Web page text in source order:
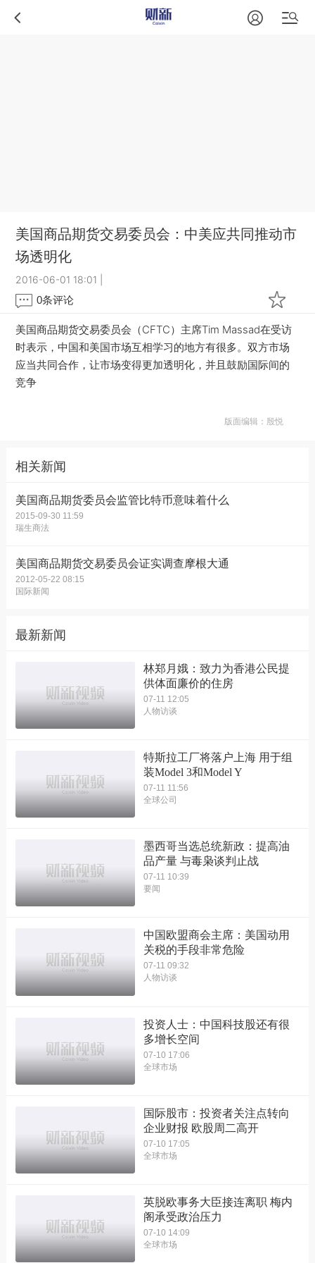
美国商品期货交易委员会：中美应共同推动市
场透明化
2016-06-01 18:01
0条评论
美国商品期货交易委员会（CFTC）主席Tim Massad在受访
时表示，中国和美国市场互相学习的地方有很多。双方市场
应当共同合作，让市场变得更加透明化，并且鼓励国际间的
竞争
版面编辑：殷悦
相关新闻
美国商品期货委员会监管比特币意味着什么
2015-09-30 11:59
瑞生商法
美国商品期货交易委员会证实调查摩根大通
2012-05-22 08:15
国际新闻
最新新闻
林郑月娥：致力为香港公民提
供体面廉价的住房
07-11 12:05
人物访谈
特斯拉工厂将落户上海 用于组
装Model 3和Model Y
07-11 11:56
全球公司
墨西哥当选总统新政：提高油
品产量 与毒枭谈判止战
07-11 10:39
要闻
中国欧盟商会主席：美国动用
关税的手段非常危险
07-11 09:32
人物访谈
投资人士：中国科技股还有很
多增长空间
07-10 17:06
全球市场
国际股市：投资者关注点转向
企业财报 欧股周二高开
07-10 17:05
全球市场
英脱欧事务大臣接连离职 梅内
阁承受政治压力
07-10 14:09
全球市场